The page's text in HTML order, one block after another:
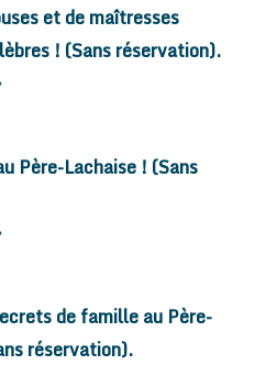
et de maîtresses
! (Sans réservation).
Père-Lachaise ! (Sans
de famille au Père-
réservation).